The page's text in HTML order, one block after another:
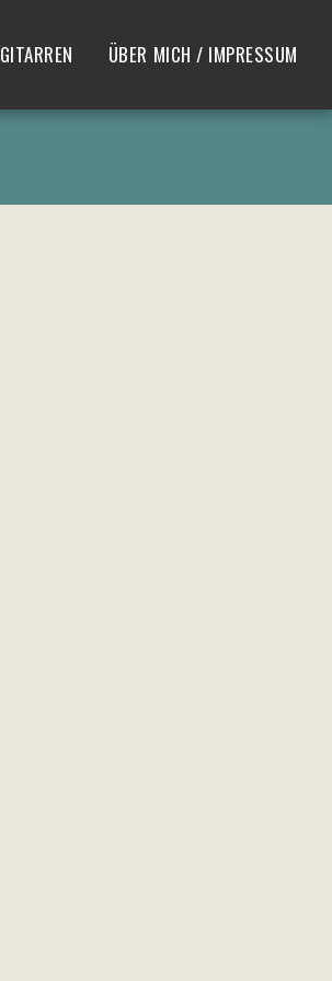
GITARREN ÜBER MICH / IMPRESSUM